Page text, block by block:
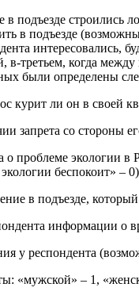
подъезде строились
в подъезде
в-третьем, когда
были определены
курит ли он в своей
запрета со стороны
о проблеме экологии
беспокоит» –
в подъезде,
информации о
у респондента
«мужской» – 1,